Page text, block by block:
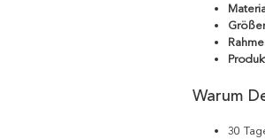
Warum
30